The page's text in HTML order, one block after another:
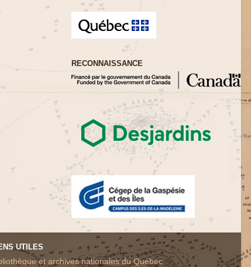
RECONNAISSANCE
UTILES
et archives nationales du Québec